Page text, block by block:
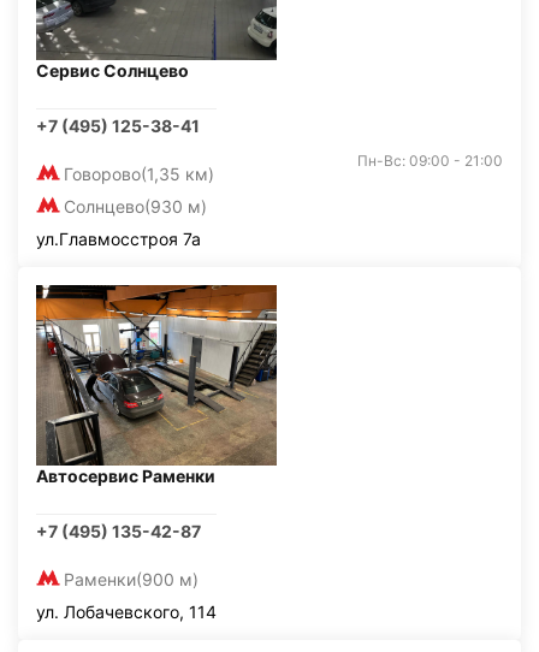
Сервис Солнцево
+7 (495) 125-38-41
Говорово(1,35 км)
Солнцево(930 м)
Пн-Вс: 09:00 - 21:00
ул.Главмосстроя 7а
Автосервис Раменки
+7 (495) 135-42-87
Раменки(900 м)
ул. Лобачевского, 114